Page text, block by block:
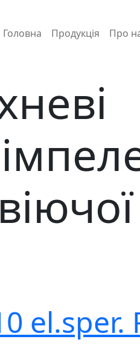
Головна Продукція Про
el.sper.